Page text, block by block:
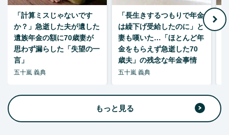
「計算ミスじゃないです
か？」急逝した夫が遺した
遺族年金の額に70歳妻が
思わず漏らした「失望の一
言」
五十嵐 義典
「長生きするつもりで年金
は繰下げ受給したのに」と
妻も嘆いた…「ほとんど年
金をもらえず急逝した70
歳夫」の残念な年金事情
五十嵐 義典
もっと見る